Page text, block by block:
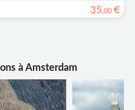
35,00 €
à Amsterdam